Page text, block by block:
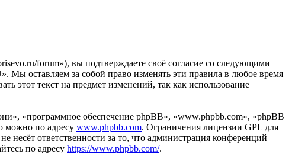
forum»), вы подтверждаете своё согласие со следующими
оставляем за собой право изменять эти правила в любое время
этот текст на предмет изменений, так как использование
«программное обеспечение phpBB», «www.phpbb.com», «phpBB
можно по адресу www.phpbb.com. Ограничения лицензии GPL для
ответственности за то, что администрация конференций
по адресу https://www.phpbb.com/.